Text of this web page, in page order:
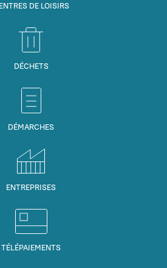
DE LOISIRS
DÉCHETS
DÉMARCHES
ENTREPRISES
TÉLÉPAIEMENTS